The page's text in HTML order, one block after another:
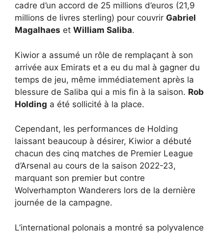
cadre d’un accord de 25 millions d’euros (21,9
millions de livres sterling) pour couvrir Gabriel
Magalhaes et William Saliba.
Kiwior a assumé un rôle de remplaçant à son
arrivée aux Emirats et a eu du mal à gagner du
temps de jeu, même immédiatement après la
blessure de Saliba qui a mis fin à la saison. Rob
Holding a été sollicité à la place.
Cependant, les performances de Holding
laissant beaucoup à désirer, Kiwior a débuté
chacun des cinq matches de Premier League
d’Arsenal au cours de la saison 2022-23,
marquant son premier but contre
Wolverhampton Wanderers lors de la dernière
journée de la campagne.
L’international polonais a montré sa polyvalence